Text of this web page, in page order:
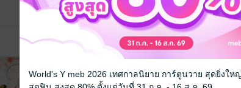
นิยายรักจีนโบราณ
3 Rating
World's Y meb 2026 เทศกาลนิยาย การ์ตูนวาย สุดยิ่งให